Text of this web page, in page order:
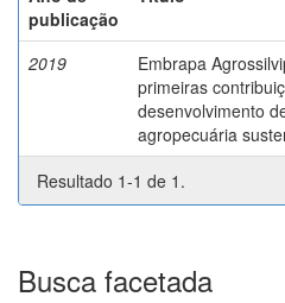
publicação
2019
Embrapa
primeiras
desenvolvimento
agropecuária
Resultado 1-1 de 1.
Busca facetada